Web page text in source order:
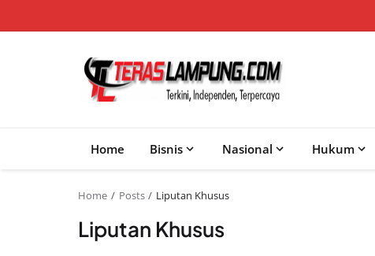
Home Bisnis Nasional Hukum
Home Posts Liputan Khusus
Liputan Khusus